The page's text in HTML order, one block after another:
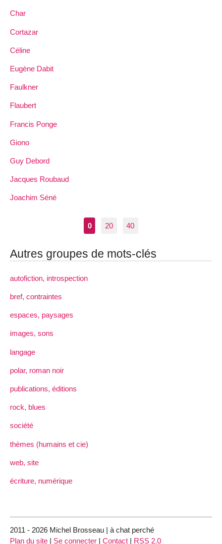
Char
Cortazar
Céline
Eugène Dabit
Faulkner
Flaubert
Francis Ponge
Giono
Guy Debord
Jacques Roubaud
Joachim Séné
0 20 40
Autres groupes de mots-clés
autofiction, introspection
bref, contraintes
espaces, paysages
images, sons
langage
polar, roman noir
publications, éditions
rock, blues
société
thèmes (humains et cie)
web, site
écriture, numérique
2011 - 2026 Michel Brosseau | à chat perché
Plan du site | Se connecter | Contact | RSS 2.0